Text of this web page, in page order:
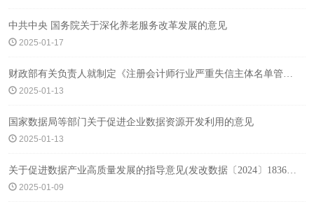
中共中央 国务院关于深化养老服务改革发展的意见
2025-01-17
财政部有关负责人就制定《注册会计师行业严重失信主体名单管理办法》答记者问
2025-01-13
国家数据局等部门关于促进企业数据资源开发利用的意见
2025-01-13
关于促进数据产业高质量发展的指导意见(发改数据〔2024〕1836号)
2025-01-09